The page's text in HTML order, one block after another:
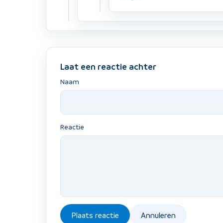
Laat een reactie achter
Naam
Reactie
Plaats reactie Annuleren